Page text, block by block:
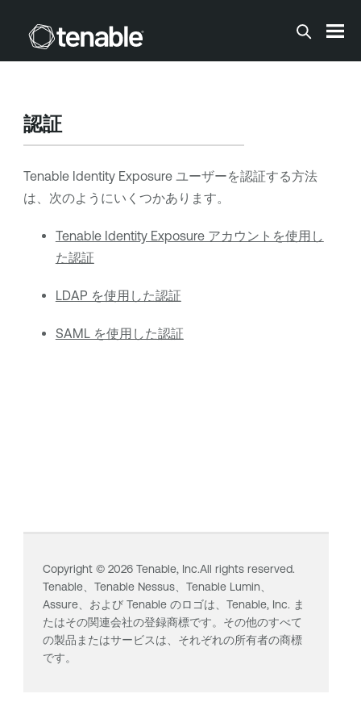
メインコンテンツに移動する
認証
Tenable Identity Exposureユーザーを認証する方法
は、次のようにいくつかあります。
Tenable Identity Exposure アカウントを使用し
た認証
LDAP を使用した認証
SAML を使用した認証
Copyright © 2026Tenable, Inc.All rights reserved.
Tenable、 Tenable Nessus、 Tenable Lumin、
Assure、および Tenable のロゴは、Tenable, Inc. ま
たはその関連会社の登録商標です。その他のすべて
の製品またはサービスは、それぞれの所有者の商標
です。